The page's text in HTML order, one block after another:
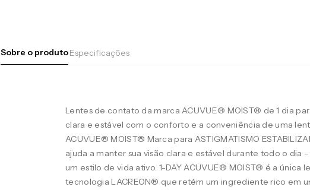
Sobre o produtoEspecificações
Lentes de contato da marca ACUVUE® MOIST® de 1 dia
clara e estável com o conforto e a conveniência de uma
ACUVUE® MOIST® Marca para ASTIGMATISMO
ajuda a manter sua visão clara e estável durante todo o dia
um estilo de vida ativo. 1-DAY ACUVUE® MOIST® é a única
tecnologia LACREON® que retém um ingrediente rico em